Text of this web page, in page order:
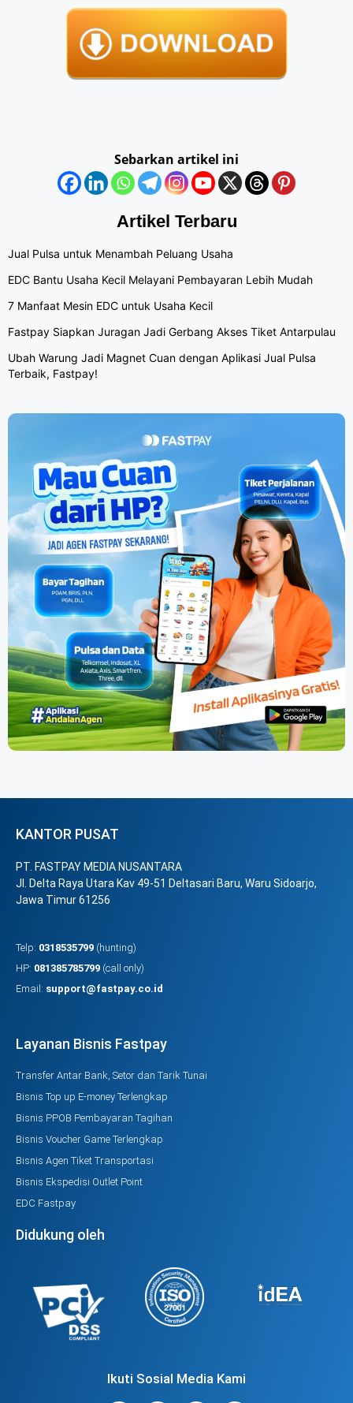
Sebarkan artikel ini
Artikel Terbaru
Jual Pulsa untuk Menambah Peluang Usaha
EDC Bantu Usaha Kecil Melayani Pembayaran Lebih Mudah
7 Manfaat Mesin EDC untuk Usaha Kecil
Fastpay Siapkan Juragan Jadi Gerbang Akses Tiket Antarpulau
Ubah Warung Jadi Magnet Cuan dengan Aplikasi Jual Pulsa
Terbaik, Fastpay!
KANTOR PUSAT
PT. FASTPAY MEDIA NUSANTARA
Jl. Delta Raya Utara Kav 49-51 Deltasari Baru, Waru Sidoarjo,
Jawa Timur 61256
Telp: 0318535799 (hunting)
HP: 081385785799 (call only)
Email: support@fastpay.co.id
Layanan Bisnis Fastpay
Transfer Antar Bank, Setor dan Tarik Tunai
Bisnis Top up E-money Terlengkap
Bisnis PPOB Pembayaran Tagihan
Bisnis Voucher Game Terlengkap
Bisnis Agen Tiket Transportasi
Bisnis Ekspedisi Outlet Point
EDC Fastpay
Didukung oleh
Ikuti Sosial Media Kami